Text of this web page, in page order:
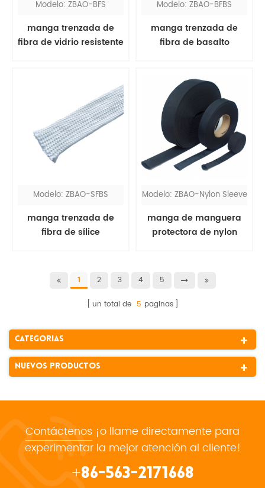
Modelo: ZBAO-BFS
manga trenzada de
fibra de vidrio resistente
Modelo: ZBAO-BFBS
manga trenzada de
fibra de basalto
Modelo: ZBAO-SFBS
manga trenzada de
fibra de sílice
Modelo: ZBAO-Nylon Sleeve
manga de manguera
protectora de nylon
1 2 3 4 5
un total de 5 paginas
Categorias
Nuevos Productos
Contáctenos ¡o llame directamente para
experimentar la mejor atención al cliente!
+86-563-2171668